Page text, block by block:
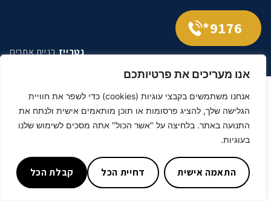
אנו מעריכים את פרטיותכם
אנחנו משתמשים בקבצי עוגיות (cookies) כדי לשפר את חוויית
הגלישה שלך, להציג פרסומות או תוכן מותאמים אישית ולנתח את
התנועה באתר. בלחיצה על "אשר הכול" אתה מסכים לשימוש שלנו
בעוגיות.
התאמה אישית דחיית הכל קבלת הכל
9176*
נטרייזבניית אתרים